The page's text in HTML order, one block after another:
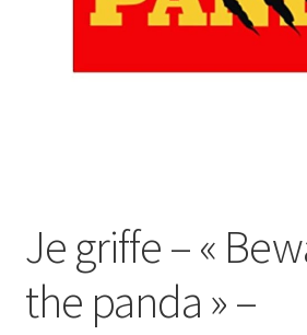
Je griffe – «
the panda » –